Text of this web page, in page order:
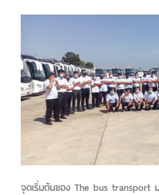
จุดเริ่มต้นของ The bus transport